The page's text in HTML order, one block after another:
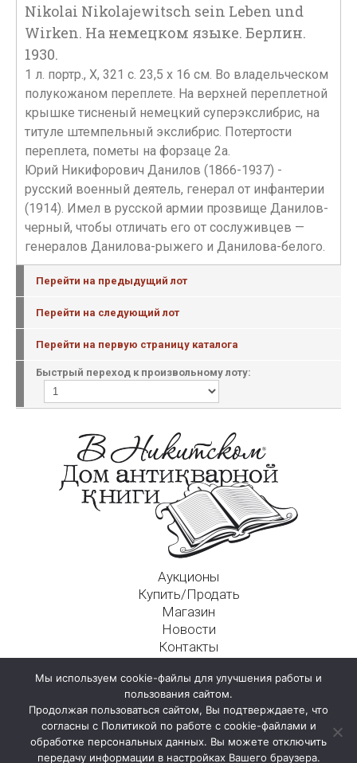
Nikolai Nikolajewitsch sein Leben und
Wirken. На немецком языке. Берлин.
1930.
1 л. портр., X, 321 c. 23,5 х 16 см. Во владельческом
полукожаном переплете. На верхней переплетной
крышке тисненый немецкий суперэкслибрис, на
титуле штемпельный экслибрис. Потертости
переплета, пометы на форзаце 2а.
Юрий Никифорович Данилов (1866-1937) -
русский военный деятель, генерал от инфантерии
(1914). Имел в русской армии прозвище Данилов-
черный, чтобы отличать его от сослуживцев —
генералов Данилова-рыжего и Данилова-белого.
Перейти на предыдущий лот
Перейти на следующий лот
Перейти на первую страницу каталога
Быстрый переход к произвольному лоту:
Аукционы
Купить/Продать
Магазин
Новости
Контакты
125009, г. Москва, Никитский пер., д. 4а, стр. 1
Мы используем cookie-файлы для улучшения работы и
пользования сайтом.
Продолжая пользоваться сайтом, Вы подтверждаете, что
согласны с Политикой по работе с cookie-файлами и
обработке персональных данных. Вы можете отключить
передачу информации в настройках Вашего браузера.